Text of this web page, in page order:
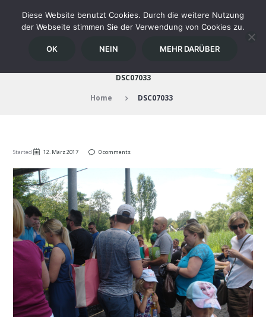
DSC07033
Home DSC07033
Started 12. März 2017 0 comments
Diese Website benutzt Cookies. Durch die weitere Nutzung
der Webseite stimmen Sie der Verwendung von Cookies zu.
OK NEIN MEHR DARÜBER